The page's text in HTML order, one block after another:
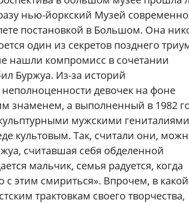
нью-йоркский Музей
постановкой в Большом. Она
один из секретов позднего
нашли компромисс в сочетании
Буржуа. Из-за историй
девочек на фоне
знаменем, а выполненный в 1982
мужскими
культовым. Так, считали они,
считавшая себя обделенной
мальчик, семья радуется, когда
этим смириться». Впрочем, в
трактовкам своего творчества,